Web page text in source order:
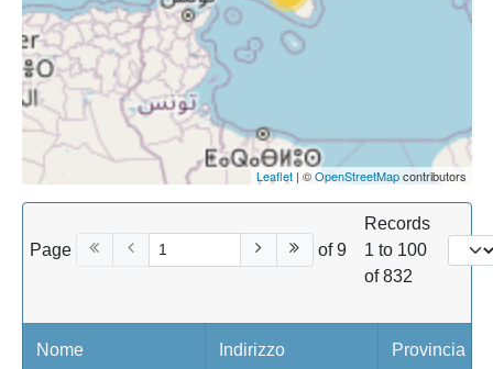
Leaflet| ©OpenStreetMapcontributors
Page of 9
Records
1 to 100
of 832
Nome Indirizzo Provincia